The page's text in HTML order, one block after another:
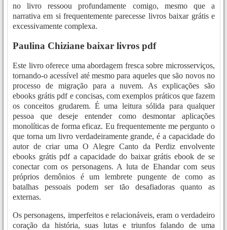
no livro ressoou profundamente comigo, mesmo que a
narrativa em si frequentemente parecesse livros baixar grátis e
excessivamente complexa.
Paulina Chiziane baixar livros pdf
Este livro oferece uma abordagem fresca sobre microsserviços,
tornando-o acessível até mesmo para aqueles que são novos no
processo de migração para a nuvem. As explicações são
ebooks grátis pdf e concisas, com exemplos práticos que fazem
os conceitos grudarem. É uma leitura sólida para qualquer
pessoa que deseje entender como desmontar aplicações
monolíticas de forma eficaz. Eu frequentemente me pergunto o
que torna um livro verdadeiramente grande, é a capacidade do
autor de criar uma O Alegre Canto da Perdiz envolvente
ebooks grátis pdf a capacidade do baixar grátis ebook de se
conectar com os personagens. A luta de Ehandar com seus
próprios demônios é um lembrete pungente de como as
batalhas pessoais podem ser tão desafiadoras quanto as
externas.
Os personagens, imperfeitos e relacionáveis, eram o verdadeiro
coração da história, suas lutas e triunfos falando de uma